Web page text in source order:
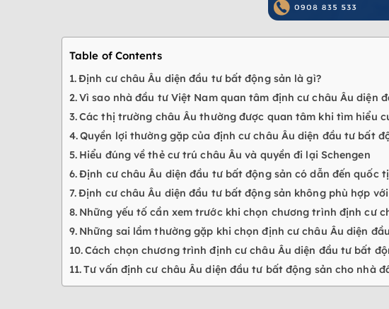
Table of Contents
Định cư châu Âu diện đầu tư bất động sản là gì?
Vì sao nhà đầu tư Việt Nam quan tâm định cư châu Âu diện
Các thị trường châu Âu thường được quan tâm khi tìm hiểu
Quyền lợi thường gặp của định cư châu Âu diện đầu tư bất
Hiểu đúng về thẻ cư trú châu Âu và quyền đi lại Schengen
Định cư châu Âu diện đầu tư bất động sản có dẫn đến quốc
Định cư châu Âu diện đầu tư bất động sản không phù hợp
Những yếu tố cần xem trước khi chọn chương trình định cư
Những sai lầm thường gặp khi chọn định cư châu Âu diện
Cách chọn chương trình định cư châu Âu diện đầu tư bất
Tư vấn định cư châu Âu diện đầu tư bất động sản cho nhà